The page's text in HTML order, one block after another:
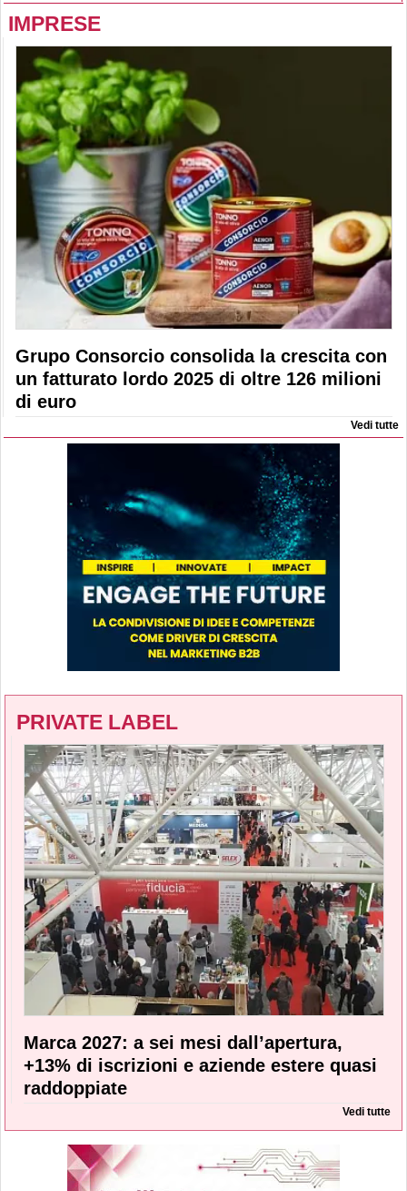
IMPRESE
Grupo Consorcio consolida la crescita con
un fatturato lordo 2025 di oltre 126 milioni
di euro
Vedi tutte
PRIVATE LABEL
Marca 2027: a sei mesi dall’apertura,
+13% di iscrizioni e aziende estere quasi
raddoppiate
Vedi tutte